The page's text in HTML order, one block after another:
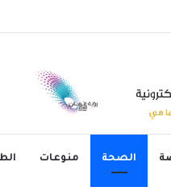
ماريسكا
الصحة منوعات